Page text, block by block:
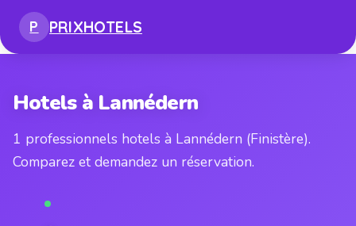
P PRIXHOTELS
Hotels à Lannédern
1 professionnels hotels à Lannédern (Finistère).
Comparez et demandez un réservation.